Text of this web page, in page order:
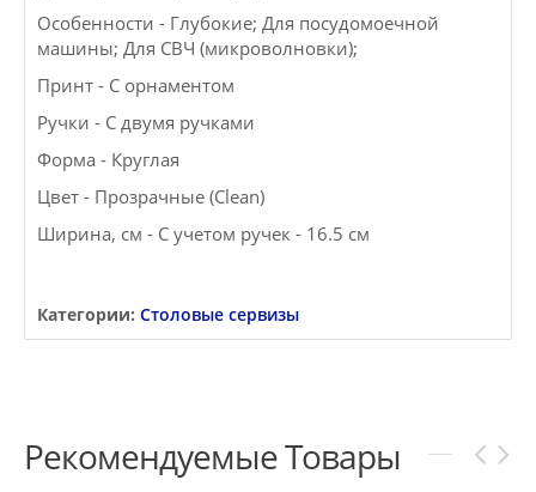
Особенности - Глубокие; Для посудомоечной
машины; Для СВЧ (микроволновки);
Принт - С орнаментом
Ручки - С двумя ручками
Форма - Круглая
Цвет - Прозрачные (Clean)
Ширина, см - С учетом ручек - 16.5 см
Категории: Столовые сервизы
Рекомендуемые Товары